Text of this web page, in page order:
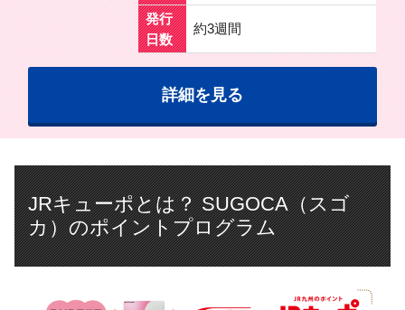
発行
日数
約3週間
詳細を見る
JRキューポとは？ SUGOCA（スゴ
カ）のポイントプログラム